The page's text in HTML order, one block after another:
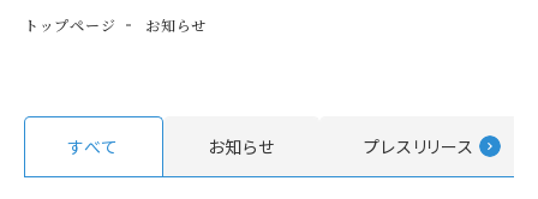
トップページ お知らせ
すべて お知らせ プレスリリース